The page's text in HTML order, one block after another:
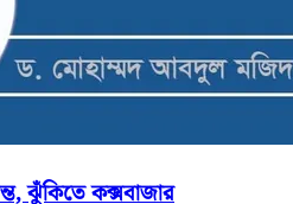
ঝুঁকিতে কক্সবাজার